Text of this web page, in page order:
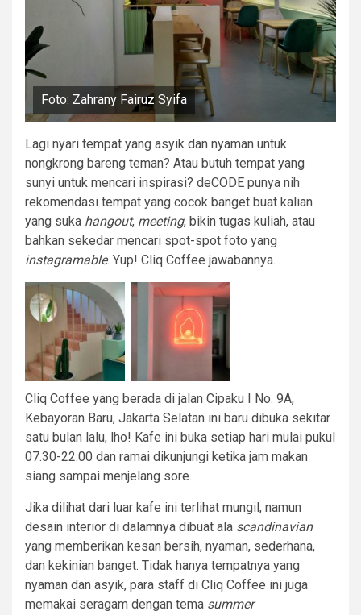
Foto: Zahrany Fairuz Syifa
Lagi nyari tempat yang asyik dan nyaman untuk
nongkrong bareng teman? Atau butuh tempat yang
sunyi untuk mencari inspirasi? deCODE punya nih
rekomendasi tempat yang cocok banget buat kalian
yang suka hangout, meeting, bikin tugas kuliah, atau
bahkan sekedar mencari spot-spot foto yang
instagramable. Yup! Cliq Coffee jawabannya.
Cliq Coffee yang berada di jalan Cipaku I No. 9A,
Kebayoran Baru, Jakarta Selatan ini baru dibuka sekitar
satu bulan lalu, lho! Kafe ini buka setiap hari mulai pukul
07.30-22.00 dan ramai dikunjungi ketika jam makan
siang sampai menjelang sore.
Jika dilihat dari luar kafe ini terlihat mungil, namun
desain interior di dalamnya dibuat ala scandinavian
yang memberikan kesan bersih, nyaman, sederhana,
dan kekinian banget. Tidak hanya tempatnya yang
nyaman dan asyik, para staff di Cliq Coffee ini juga
memakai seragam dengan tema summer